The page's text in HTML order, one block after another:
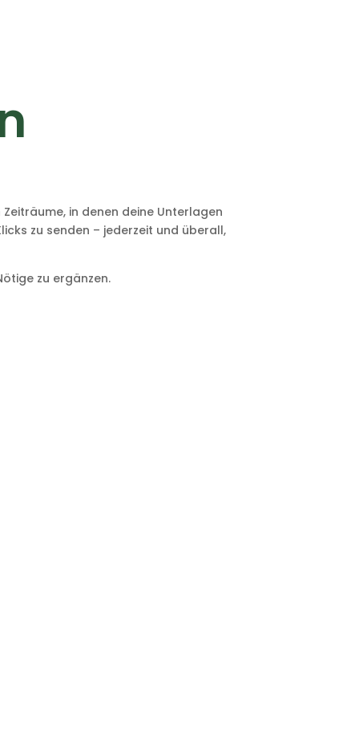
in denen deine Unterlagen
zu senden – jederzeit und überall,
zu ergänzen.